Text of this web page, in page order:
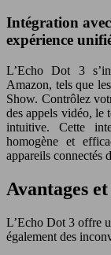
Intégration
expérience
L’Echo Dot 3
Amazon, tels que
Show. Contrôlez
des appels vidéo, le
intuitive. Cette
homogène et
appareils connectés
Avantages
L’Echo Dot 3 offre
également des